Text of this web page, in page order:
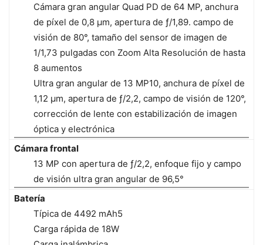
Cámara gran angular Quad PD de 64 MP, anchura
de píxel de 0,8 μm, apertura de ƒ/1,89. campo de
visión de 80°, tamaño del sensor de imagen de
1/1,73 pulgadas con Zoom Alta Resolución de hasta
8 aumentos
Ultra gran angular de 13 MP10, anchura de píxel de
1,12 μm, apertura de ƒ/2,2, campo de visión de 120°,
corrección de lente con estabilización de imagen
óptica y electrónica
Cámara frontal
13 MP con apertura de ƒ/2,2, enfoque fijo y campo
de visión ultra gran angular de 96,5°
Batería
Típica de 4492 mAh5
Carga rápida de 18W